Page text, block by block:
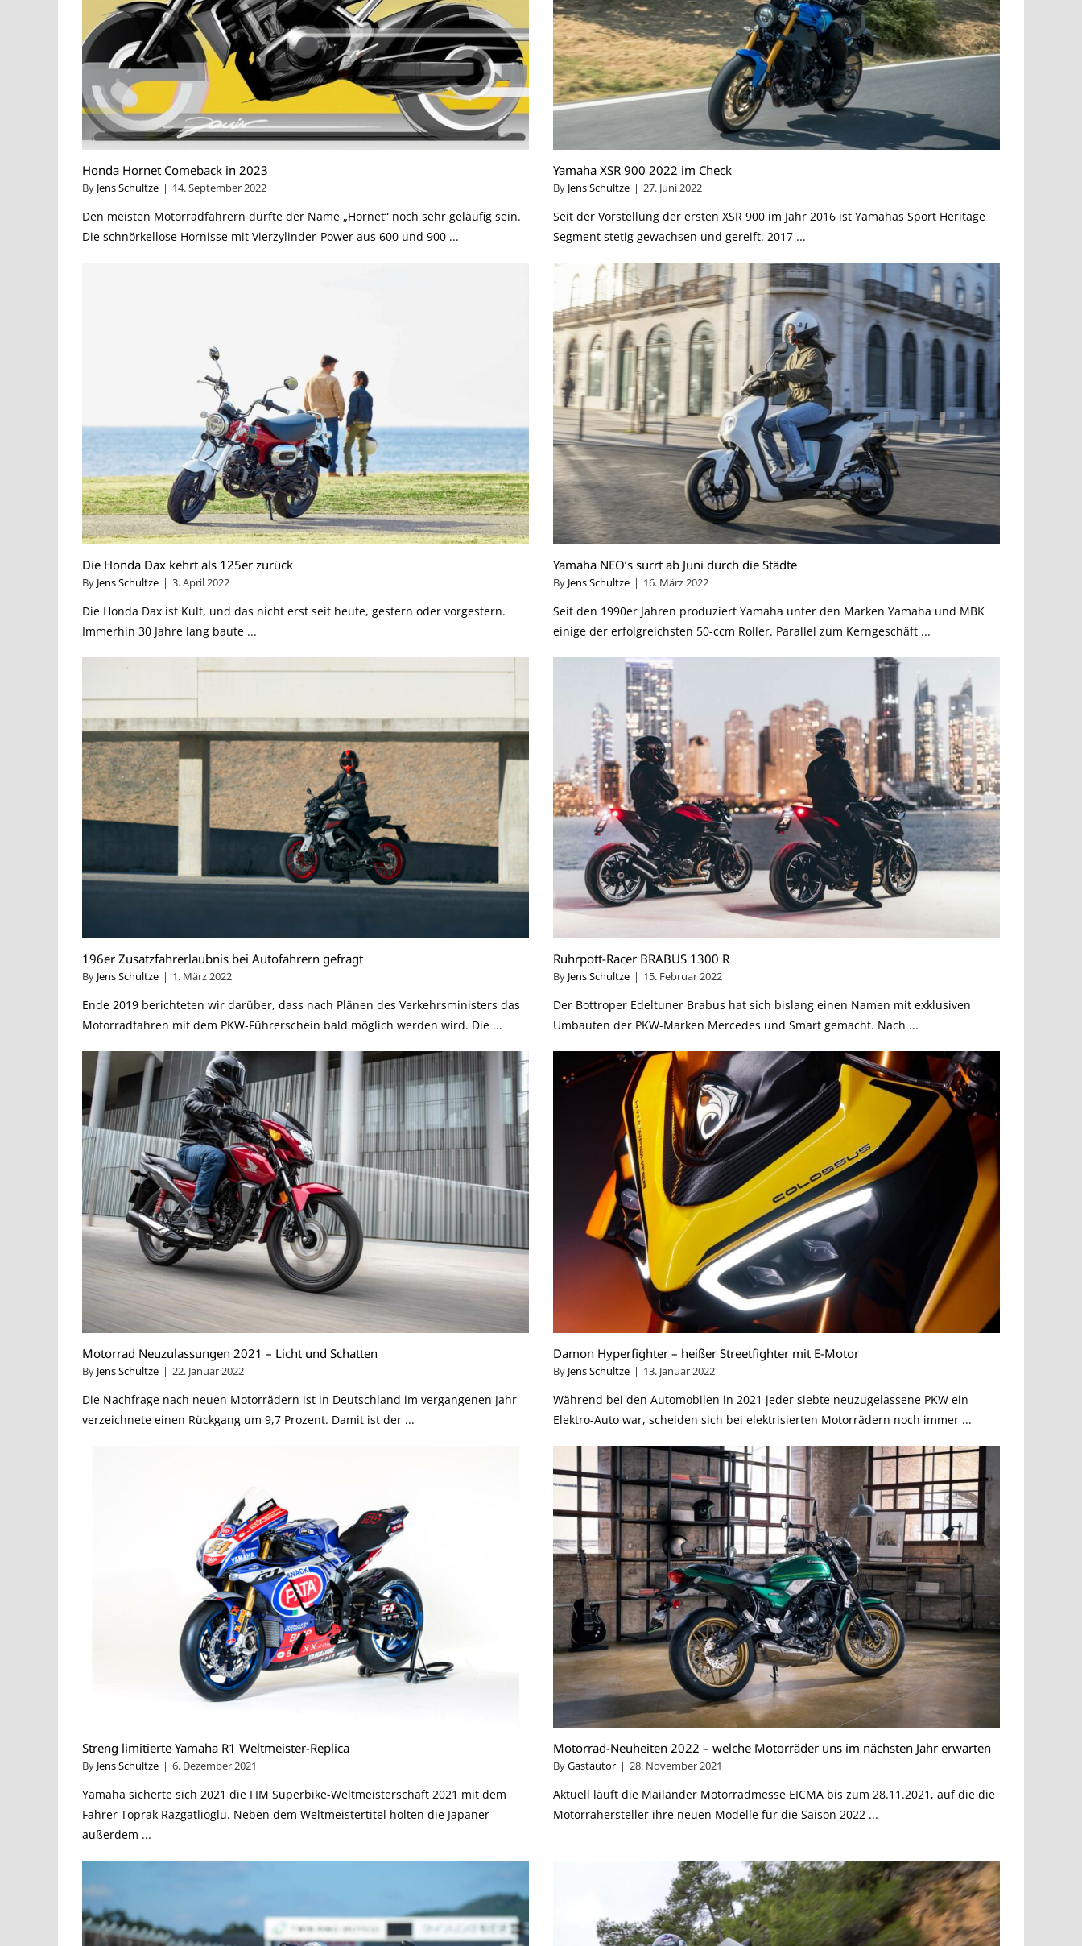
Honda Hornet Comeback in 2023
By Jens Schultze | 14. September 2022
Den meisten Motorradfahrern dürfte der Name „Hornet“ noch sehr geläufig sein.
Die schnörkellose Hornisse mit Vierzylinder-Power aus 600 und 900 ...
Yamaha XSR 900 2022 im Check
By Jens Schultze | 27. Juni 2022
Seit der Vorstellung der ersten XSR 900 im Jahr 2016 ist Yamahas Sport Heritage
Segment stetig gewachsen und gereift. 2017 ...
Die Honda Dax kehrt als 125er zurück
By Jens Schultze | 3. April 2022
Die Honda Dax ist Kult, und das nicht erst seit heute, gestern oder vorgestern.
Immerhin 30 Jahre lang baute ...
Yamaha NEO’s surrt ab Juni durch die Städte
By Jens Schultze | 16. März 2022
Seit den 1990er Jahren produziert Yamaha unter den Marken Yamaha und MBK
einige der erfolgreichsten 50-ccm Roller. Parallel zum Kerngeschäft ...
196er Zusatzfahrerlaubnis bei Autofahrern gefragt
By Jens Schultze | 1. März 2022
Ende 2019 berichteten wir darüber, dass nach Plänen des Verkehrsministers das
Motorradfahren mit dem PKW-Führerschein bald möglich werden wird. Die ...
Ruhrpott-Racer BRABUS 1300 R
By Jens Schultze | 15. Februar 2022
Der Bottroper Edeltuner Brabus hat sich bislang einen Namen mit exklusiven
Umbauten der PKW-Marken Mercedes und Smart gemacht. Nach ...
Motorrad Neuzulassungen 2021 – Licht und Schatten
By Jens Schultze | 22. Januar 2022
Die Nachfrage nach neuen Motorrädern ist in Deutschland im vergangenen Jahr
verzeichnete einen Rückgang um 9,7 Prozent. Damit ist der ...
Damon Hyperfighter – heißer Streetfighter mit E-Motor
By Jens Schultze | 13. Januar 2022
Während bei den Automobilen in 2021 jeder siebte neuzugelassene PKW ein
Elektro-Auto war, scheiden sich bei elektrisierten Motorrädern noch immer ...
Streng limitierte Yamaha R1 Weltmeister-Replica
By Jens Schultze | 6. Dezember 2021
Yamaha sicherte sich 2021 die FIM Superbike-Weltmeisterschaft 2021 mit dem
Fahrer Toprak Razgatlioglu. Neben dem Weltmeistertitel holten die Japaner
außerdem ...
Motorrad-Neuheiten 2022 – welche Motorräder uns im nächsten Jahr erwarten
ByGastautor | 28. November 2021
Aktuell läuft die Mailänder Motorradmesse EICMA bis zum 28.11.2021, auf die die
Motorrahersteller ihre neuen Modelle für die Saison 2022 ...